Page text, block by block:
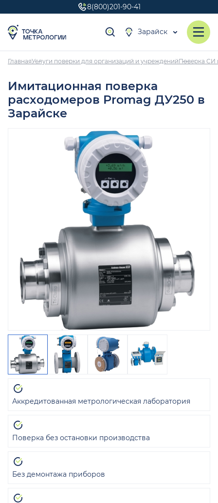
8(800)201-90-41
Зарайск
ГлавнаяУслуги поверки для организаций и учрежденийПоверка СИ
Имитационная поверка
расходомеров Promag ДУ250 в
Зарайске
Аккредитованная метрологическая лаборатория
Поверка без остановки производства
Без демонтажа приборов